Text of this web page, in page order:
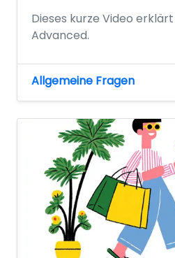
Dieses kurze Video
Advanced.
Allgemeine Fragen